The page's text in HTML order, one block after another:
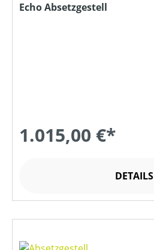
Echo Absetzgestell
1.015,00 €*
DETAILS